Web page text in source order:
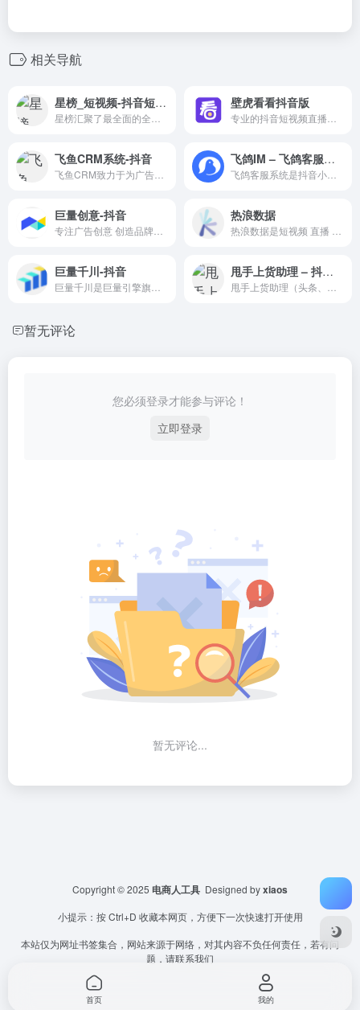
相关导航
星榜_短视频-抖音短视频助手 壁虎看看抖音版
飞鱼CRM系统-抖音 飞鸽IM – 飞鸽客服系统
巨量创意-抖音 热浪数据
巨量千川-抖音 甩手上货助理 – 抖音版
暂无评论
您必须登录才能参与评论！
立即登录
暂无评论...
Copyright © 2025 电商人工具 Designed byxiaos
小提示：按 Ctrl+D 收藏本网页，方便下一次快速打开使用
本站仅为网址书签集合，网站来源于网络，对其内容不负任何责任，若有问
题，请联系我们
首页 我的